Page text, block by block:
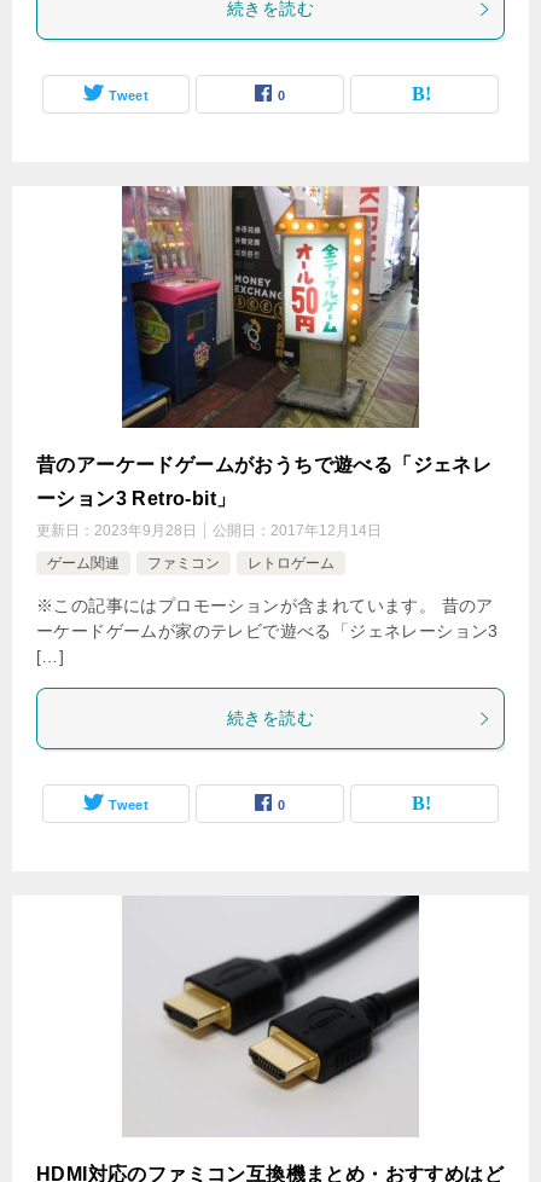
続きを読む
Tweet 0
昔のアーケードゲームがおうちで遊べる「ジェネレ
ーション3 Retro-bit」
更新日： 2023年9月28日 公開日： 2017年12月14日
ゲーム関連
ファミコン レトロゲーム
※この記事にはプロモーションが含まれています。 昔のア
ーケードゲームが家のテレビで遊べる「ジェネレーション3
[…]
続きを読む
Tweet 0
HDMI対応のファミコン互換機まとめ・おすすめはど